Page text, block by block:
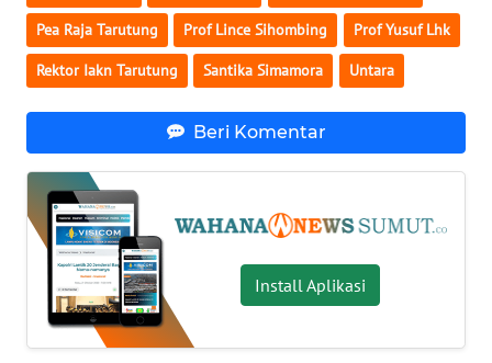
Pea Raja Tarutung Prof Lince Sihombing Prof Yusuf Lhk
Rektor Iakn Tarutung Santika Simamora Untara
Beri Komentar
Install Aplikasi
BENGKULU
WN
JATENG
WN
NUSANTARA
WN
JOGJA